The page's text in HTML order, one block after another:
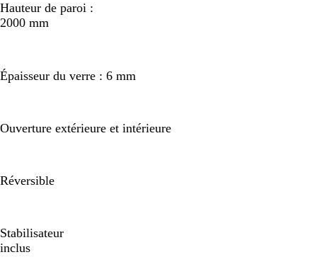
Hauteur de paroi :
2000 mm
Épaisseur du verre : 6 mm
Ouverture extérieure et intérieure
Réversible
Stabilisateur
inclus